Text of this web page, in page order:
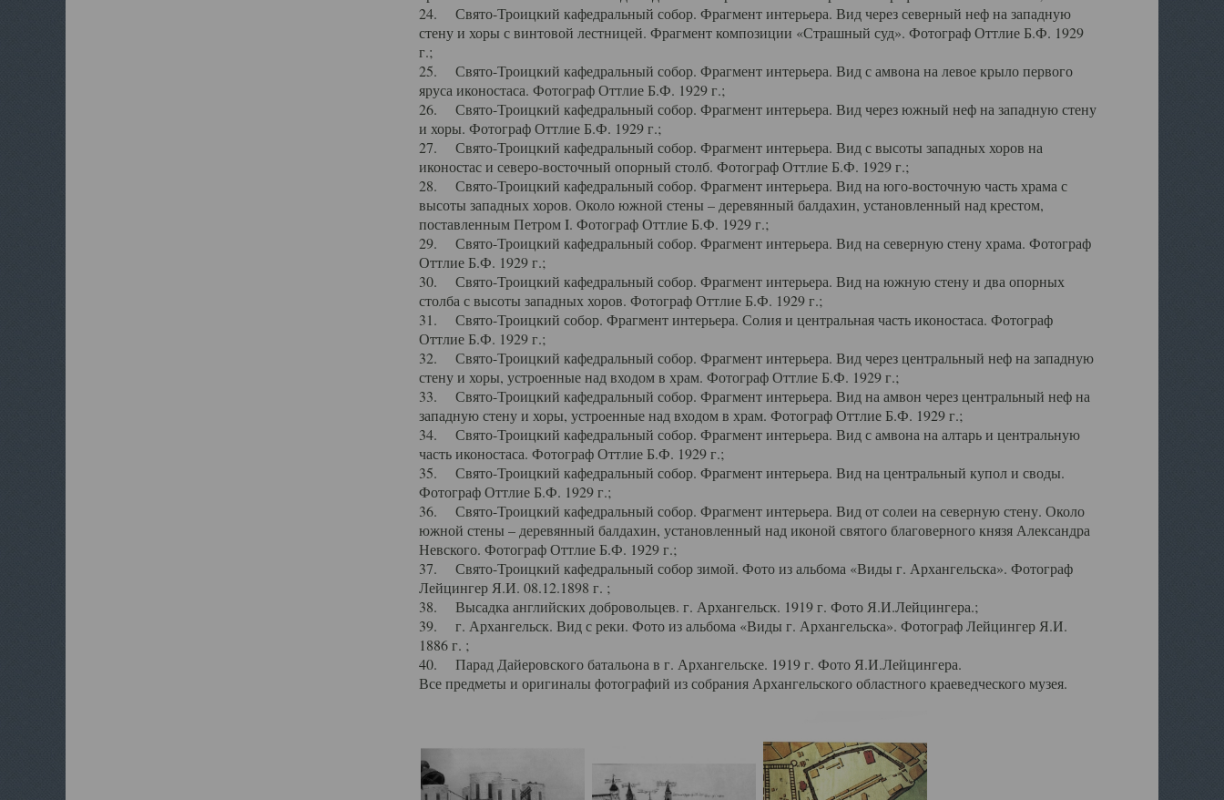
24. Свято-Троицкий кафедральный собор. Фрагмент интерьера. Вид через северный неф на западную
стену и хоры с винтовой лестницей. Фрагмент композиции «Страшный суд». Фотограф Оттлие Б.Ф. 1929
г.;
25. Свято-Троицкий кафедральный собор. Фрагмент интерьера. Вид с амвона на левое крыло первого
яруса иконостаса. Фотограф Оттлие Б.Ф. 1929 г.;
26. Свято-Троицкий кафедральный собор. Фрагмент интерьера. Вид через южный неф на западную стену
и хоры. Фотограф Оттлие Б.Ф. 1929 г.;
27. Свято-Троицкий кафедральный собор. Фрагмент интерьера. Вид с высоты западных хоров на
иконостас и северо-восточный опорный столб. Фотограф Оттлие Б.Ф. 1929 г.;
28. Свято-Троицкий кафедральный собор. Фрагмент интерьера. Вид на юго-восточную часть храма с
высоты западных хоров. Около южной стены – деревянный балдахин, установленный над крестом,
поставленным Петром I. Фотограф Оттлие Б.Ф. 1929 г.;
29. Свято-Троицкий кафедральный собор. Фрагмент интерьера. Вид на северную стену храма. Фотограф
Оттлие Б.Ф. 1929 г.;
30. Свято-Троицкий кафедральный собор. Фрагмент интерьера. Вид на южную стену и два опорных
столба с высоты западных хоров. Фотограф Оттлие Б.Ф. 1929 г.;
31. Свято-Троицкий собор. Фрагмент интерьера. Солия и центральная часть иконостаса. Фотограф
Оттлие Б.Ф. 1929 г.;
32. Свято-Троицкий кафедральный собор. Фрагмент интерьера. Вид через центральный неф на западную
стену и хоры, устроенные над входом в храм. Фотограф Оттлие Б.Ф. 1929 г.;
33. Свято-Троицкий кафедральный собор. Фрагмент интерьера. Вид на амвон через центральный неф на
западную стену и хоры, устроенные над входом в храм. Фотограф Оттлие Б.Ф. 1929 г.;
34. Свято-Троицкий кафедральный собор. Фрагмент интерьера. Вид с амвона на алтарь и центральную
часть иконостаса. Фотограф Оттлие Б.Ф. 1929 г.;
35. Свято-Троицкий кафедральный собор. Фрагмент интерьера. Вид на центральный купол и своды.
Фотограф Оттлие Б.Ф. 1929 г.;
36. Свято-Троицкий кафедральный собор. Фрагмент интерьера. Вид от солеи на северную стену. Около
южной стены – деревянный балдахин, установленный над иконой святого благоверного князя Александра
Невского. Фотограф Оттлие Б.Ф. 1929 г.;
37. Свято-Троицкий кафедральный собор зимой. Фото из альбома «Виды г. Архангельска». Фотограф
Лейцингер Я.И. 08.12.1898 г. ;
38. Высадка английских добровольцев. г. Архангельск. 1919 г. Фото Я.И.Лейцингера.;
39. г. Архангельск. Вид с реки. Фото из альбома «Виды г. Архангельска». Фотограф Лейцингер Я.И.
1886 г. ;
40. Парад Дайеровского батальона в г. Архангельске. 1919 г. Фото Я.И.Лейцингера.
Все предметы и оригиналы фотографий из собрания Архангельского областного краеведческого музея.